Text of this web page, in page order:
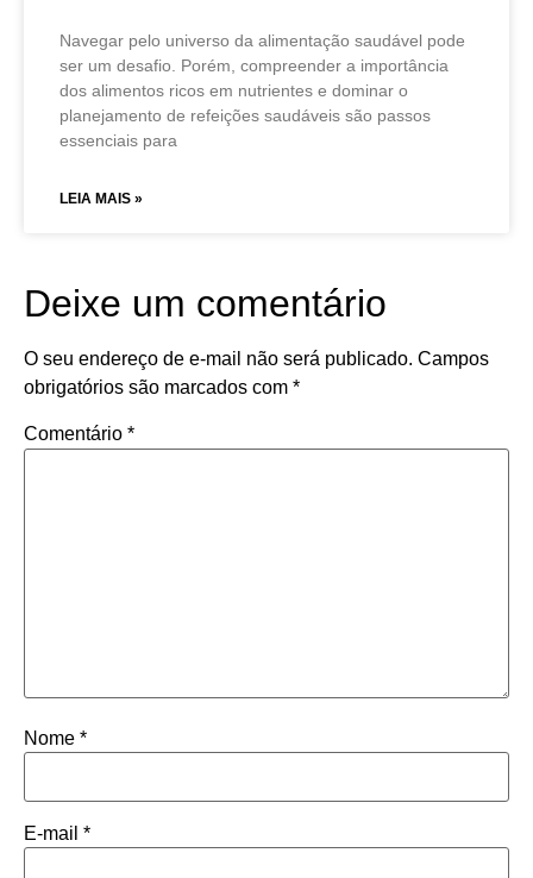
Navegar pelo universo da alimentação saudável pode
ser um desafio. Porém, compreender a importância
dos alimentos ricos em nutrientes e dominar o
planejamento de refeições saudáveis são passos
essenciais para
LEIA MAIS »
Deixe um comentário
O seu endereço de e-mail não será publicado. Campos
obrigatórios são marcados com *
Comentário *
Nome *
E-mail *